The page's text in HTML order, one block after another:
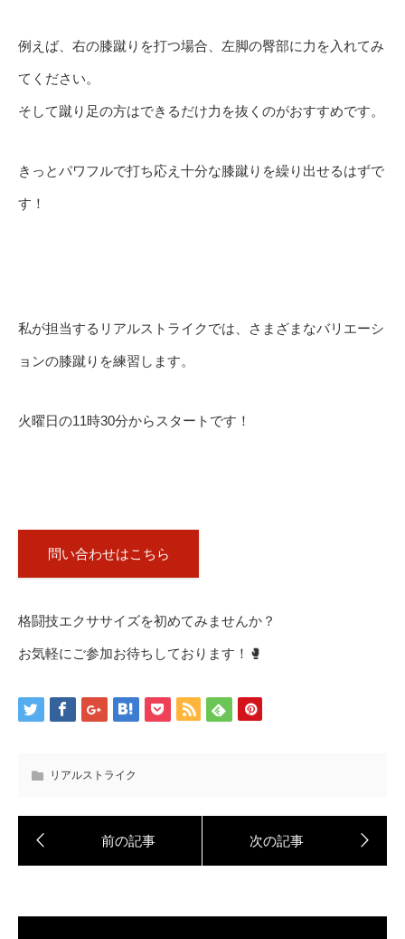
例えば、右の膝蹴りを打つ場合、左脚の臀部に力を入れてみ
てください。
そして蹴り足の方はできるだけ力を抜くのがおすすめです。
きっとパワフルで打ち応え十分な膝蹴りを繰り出せるはずで
す！
私が担当するリアルストライクでは、さまざまなバリエーシ
ョンの膝蹴りを練習します。
火曜日の11時30分からスタートです！
問い合わせはこちら
格闘技エクササイズを初めてみませんか？
お気軽にご参加お待ちしております！🥊
リアルストライク